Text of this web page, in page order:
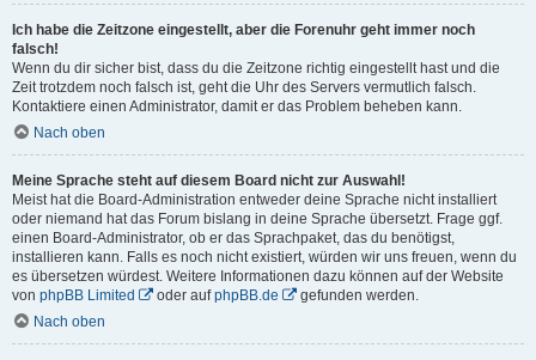
Ich habe die Zeitzone eingestellt, aber die Forenuhr geht immer noch
falsch!
Wenn du dir sicher bist, dass du die Zeitzone richtig eingestellt hast und die
Zeit trotzdem noch falsch ist, geht die Uhr des Servers vermutlich falsch.
Kontaktiere einen Administrator, damit er das Problem beheben kann.
Nach oben
Meine Sprache steht auf diesem Board nicht zur Auswahl!
Meist hat die Board-Administration entweder deine Sprache nicht installiert
oder niemand hat das Forum bislang in deine Sprache übersetzt. Frage ggf.
einen Board-Administrator, ob er das Sprachpaket, das du benötigst,
installieren kann. Falls es noch nicht existiert, würden wir uns freuen, wenn du
es übersetzen würdest. Weitere Informationen dazu können auf der Website
von phpBB Limited oder aufphpBB.de
gefunden werden.
Nach oben